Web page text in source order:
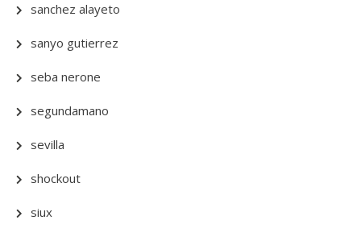
sanchez alayeto
sanyo gutierrez
seba nerone
segundamano
sevilla
shockout
siux